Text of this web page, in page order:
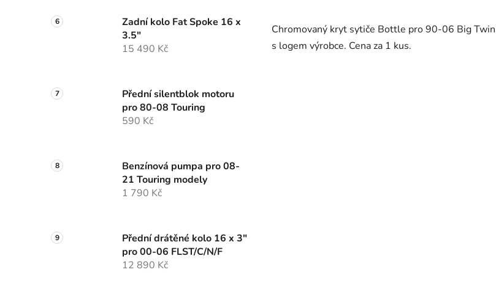
Zadní kolo Fat Spoke 16 x
3.5"
15 490 Kč
Přední silentblok motoru
pro 80-08 Touring
590 Kč
Benzínová pumpa pro 08-
21 Touring modely
1 790 Kč
Přední drátěné kolo 16 x 3"
pro 00-06 FLST/C/N/F
12 890 Kč
Chromovaný kryt sytiče Bottle pro 90-06 Big
s logem výrobce. Cena za 1 kus.